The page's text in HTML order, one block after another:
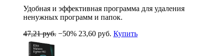
Удобная и эффективная программа для удаления
ненужных программ и папок.
47,21 руб. −50% 23,60 руб. Купить